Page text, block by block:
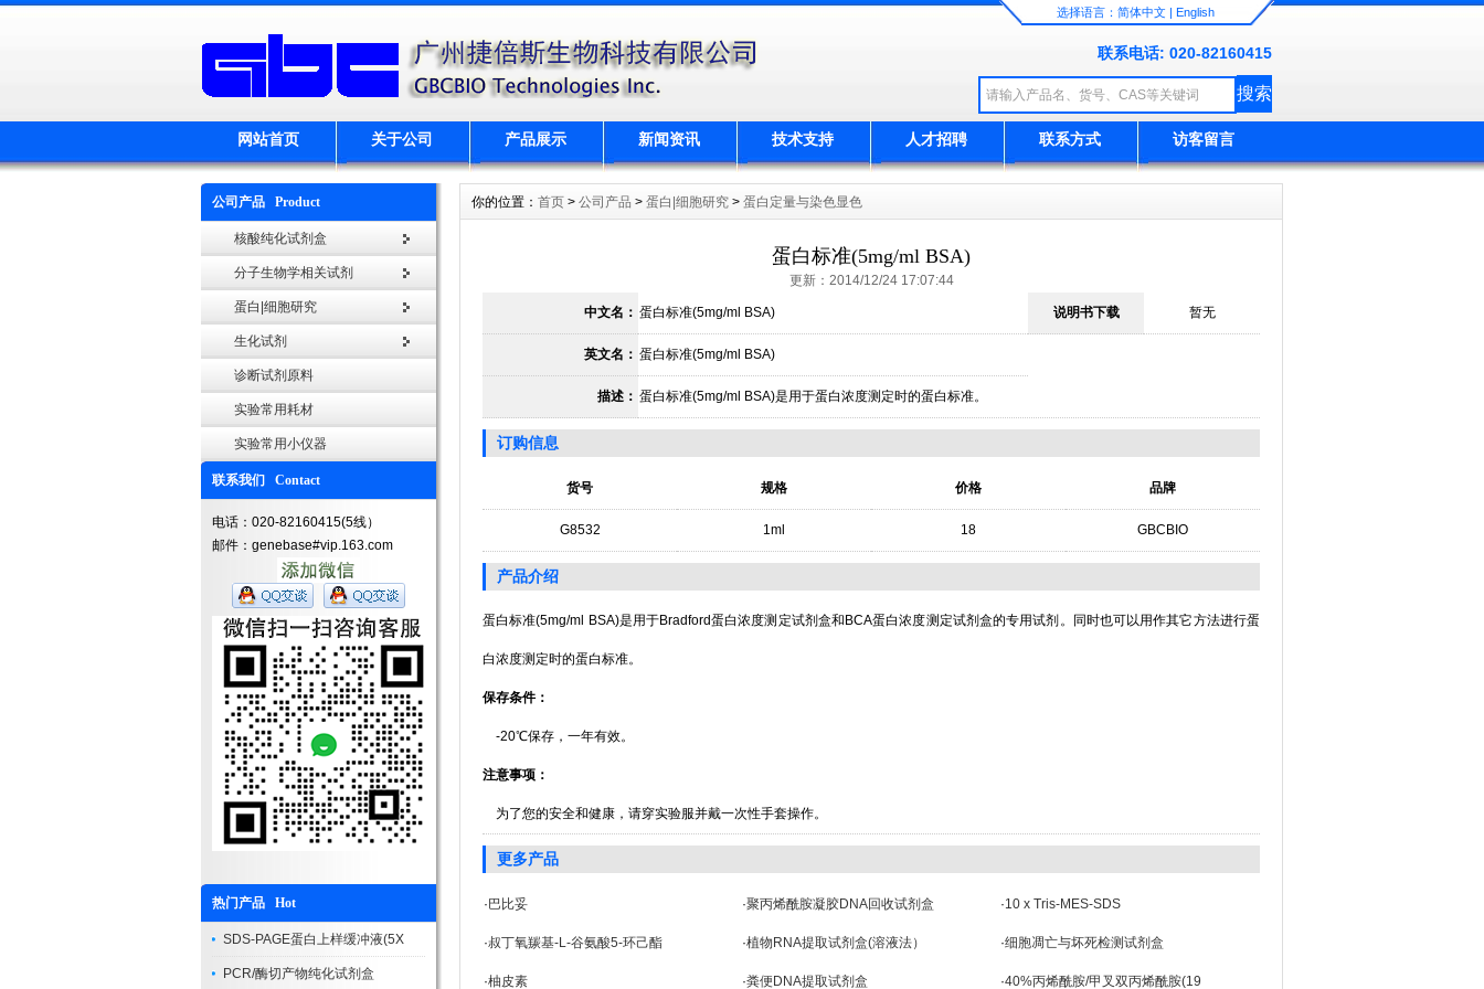
选择语言： 简体中文 | English
联系电话: 020-82160415
网站首页 关于公司 产品展示 新闻资讯 技术支持 人才招聘 联系方式 访客留言
公司产品 Product
核酸纯化试剂盒
分子生物学相关试剂
蛋白|细胞研究
生化试剂
诊断试剂原料
实验常用耗材
实验常用小仪器
联系我们 Contact
电话：020-82160415(5线）
邮件：genebase#vip.163.com
热门产品 Hot
SDS-PAGE蛋白上样缓冲液(5X
PCR/酶切产物纯化试剂盒
你的位置： 首页 > 公司产品 > 蛋白|细胞研究 > 蛋白定量与染色显色
蛋白标准(5mg/ml BSA)
更新：2014/12/24 17:07:44
中文名： 蛋白标准(5mg/ml BSA) 说明书下载 暂无
英文名： 蛋白标准(5mg/ml BSA)
描述： 蛋白标准(5mg/ml BSA)是用于蛋白浓度测定时的蛋白标准。
订购信息
货号 规格 价格 品牌
G8532 1ml 18 GBCBIO
产品介绍
蛋白标准(5mg/ml BSA)是用于Bradford蛋白浓度测定试剂盒和BCA蛋白浓度测定试剂盒的专用试剂。同时也可以用作其它方法进行蛋
白浓度测定时的蛋白标准。
保存条件：
-20℃保存，一年有效。
注意事项：
为了您的安全和健康，请穿实验服并戴一次性手套操作。
更多产品
· 巴比妥
·叔丁氧羰基-L-谷氨酸5-环己酯
·柚皮素
·聚丙烯酰胺凝胶DNA回收试剂盒
·植物RNA提取试剂盒(溶液法）
·粪便DNA提取试剂盒
·10 x Tris-MES-SDS
·细胞凋亡与坏死检测试剂盒
·40%丙烯酰胺/甲叉双丙烯酰胺(19